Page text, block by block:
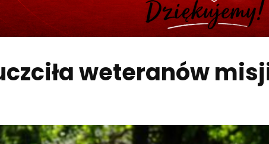
weteranów